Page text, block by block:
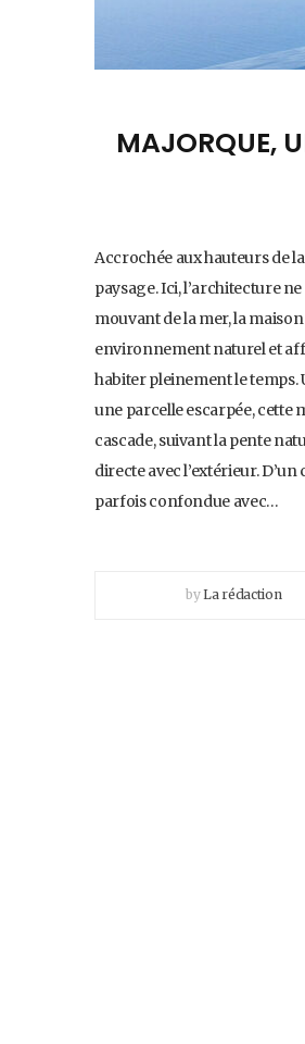
MAJORQUE,
Accrochée aux hauteurs de
paysage. Ici, l’architecture
mouvant de la mer, la
environnement naturel et
habiter pleinement le
une parcelle escarpée, cette
cascade, suivant la pente
directe avec l’extérieur.
parfois confondue avec…
byLa rédaction